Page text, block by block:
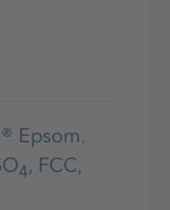
Epsom
4, FCC,